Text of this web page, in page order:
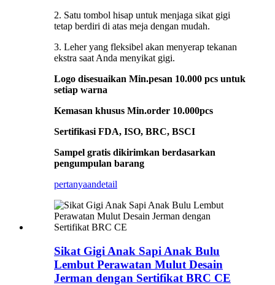
2. Satu tombol hisap untuk menjaga sikat gigi
tetap berdiri di atas meja dengan mudah.
3. Leher yang fleksibel akan menyerap tekanan
ekstra saat Anda menyikat gigi.
Logo disesuaikan Min.pesan 10.000 pcs untuk
setiap warna
Kemasan khusus Min.order 10.000pcs
Sertifikasi FDA, ISO, BRC, BSCI
Sampel gratis dikirimkan berdasarkan
pengumpulan barang
pertanyaandetail
Sikat Gigi Anak Sapi Anak Bulu
Lembut Perawatan Mulut Desain
Jerman dengan Sertifikat BRC CE